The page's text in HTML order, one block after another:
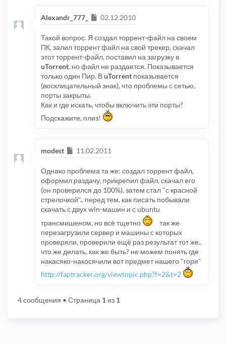
Alexandr_777_ Сообщение
02.12.2010
Такой вопрос. Я создал торрент-файл на своем
ПК, залил торрент файл на свой трекер, скачал
этот торрент-файл, поставил на загрузку в
uTorrent, но файл не раздается. Показывается
только один Пир. ВuTorrent показывается
(восклицательный знак), что проблемы с сетью,
порты закрыты.
Как и где искать, чтобы включить эти порты?
Подскажите, плиз!
modest Сообщение
11.02.2011
Однако проблема та же: создал торрент файл,
оформил раздачу, прикрепил файл, скачал его
(он проверился до 100%), затем стал "с красной
стрелочкой".. перед тем, как писать побывали
скачать с двух win-машин и с ubuntu
трансмишеном, но всё тщетно
так же
перезагрузили сервер и машины с которых
проверяли, проверили ещё раз результат тот же..
что же делать, как же быть? не можем понять где
накасяко-накосячили вот предмет нашего "горя"
http://faptracker.org/viewtopic.php?f=2&t=2
4 сообщения • Страница 1 из 1